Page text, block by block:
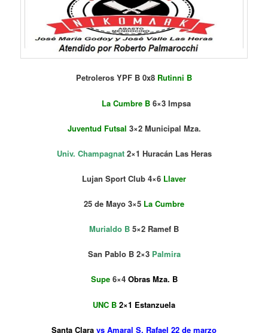
Petroleros YPF B 0x8 Rutinni B
La Cumbre B6×3 Impsa
Juventud Futsal 3×2 Municipal Mza.
Univ. Champagnat2×1 Huracán Las Heras
Lujan Sport Club 4×6 Llaver
25 de Mayo 3×5 La Cumbre
Murialdo B 5×2 Ramef B
San Pablo B 2×3 Palmira
Supe6×4 Obras Mza. B
UNC B 2×1 Estanzuela
Santa Clara vs Amaral S. Rafael 22 de marzo